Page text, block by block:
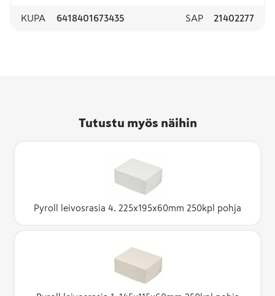
KUPA 6418401673435 SAP 21402277
Tutustu myös näihin
Pyroll leivosrasia 4. 225x195x60mm 250kpl pohja